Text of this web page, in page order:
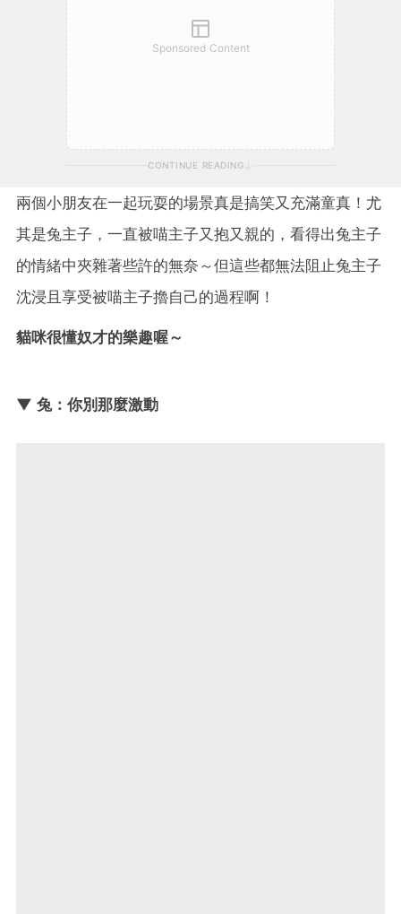
Sponsored Content
CONTINUE READING
兩個小朋友在一起玩耍的場景真是搞笑又充滿童真！尤
其是兔主子，一直被喵主子又抱又親的，看得出兔主子
的情緒中夾雜著些許的無奈～但這些都無法阻止兔主子
沈浸且享受被喵主子擼自己的過程啊！
貓咪很懂奴才的樂趣喔～
▼ 兔：你別那麼激動